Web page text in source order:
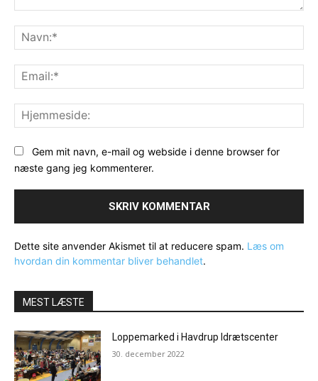
Gem mit navn, e-mail og webside i denne browser for
næste gang jeg kommenterer.
Dette site anvender Akismet til at reducere spam. Læs om
hvordan din kommentar bliver behandlet.
MEST LÆSTE
Loppemarked i Havdrup Idrætscenter
30. december 2022